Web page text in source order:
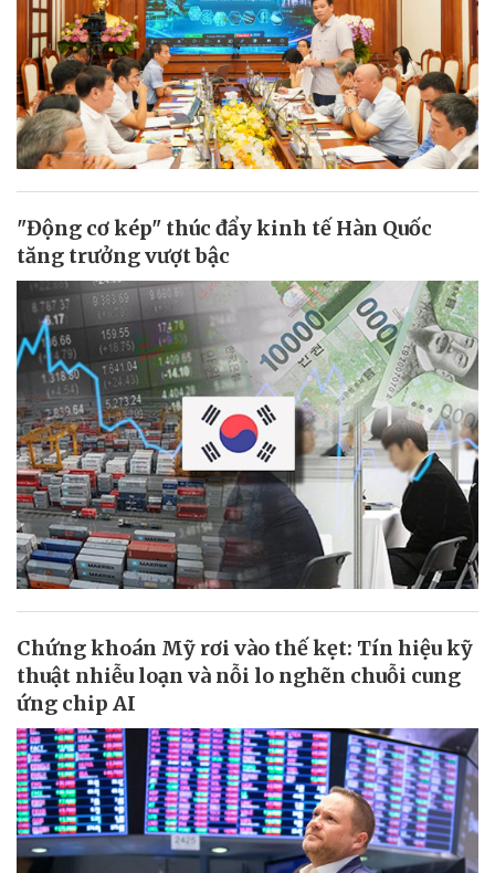
"Động cơ kép" thúc đẩy kinh tế Hàn Quốc
tăng trưởng vượt bậc
Chứng khoán Mỹ rơi vào thế kẹt: Tín hiệu kỹ
thuật nhiễu loạn và nỗi lo nghẽn chuỗi cung
ứng chip AI